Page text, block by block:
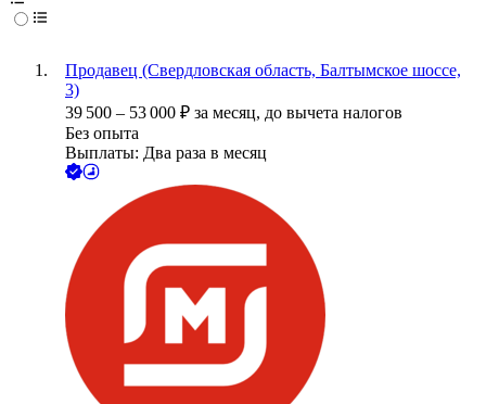
Продавец (Свердловская область, Балтымское шоссе,
3)
39 500 – 53 000 ₽ за месяц, до вычета налогов
Без опыта
Выплаты: Два раза в месяц